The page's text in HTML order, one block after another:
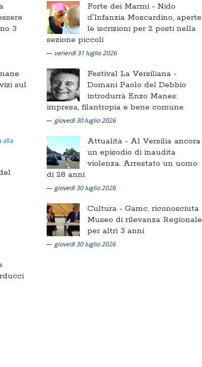
3
Forte dei Marmi - Nido
d'Infanzia Moscardino, aperte
le iscrizioni per 2 posti nella
sezione piccoli
venerdì 31 luglio 2026
sul
Festival La Versiliana -
Domani Paolo del Debbio
introdurrà Enzo Manes:
impresa, filantropia e bene comune
giovedì 30 luglio 2026
Attualità - Al Versilia ancora
un episodio di inaudita
violenza. Arrestato un uomo
di 28 anni
giovedì 30 luglio 2026
Cultura - Gamc, riconosciuta
Museo di rilevanza Regionale
per altri 3 anni
giovedì 30 luglio 2026